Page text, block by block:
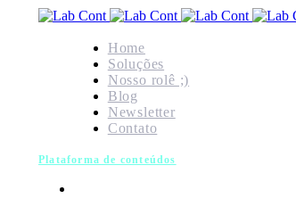
Home
Soluções
Nosso rolê ;)
Blog
Newsletter
Contato
Plataforma de conteúdos